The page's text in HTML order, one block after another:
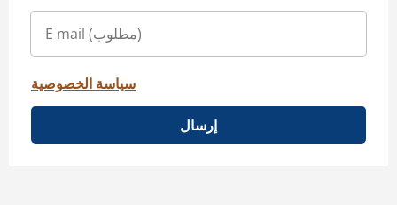
سياسة الخصوصية
إرسال